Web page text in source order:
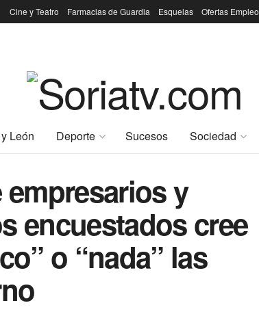
Cine y Teatro Farmacias de Guardia Esquelas Ofertas Empleo
León Deporte Sucesos Sociedad
empresarios y
encuestados cree
o “nada” las